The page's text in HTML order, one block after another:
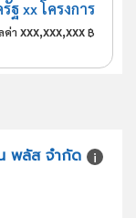
ฐ xx โครงการ
ค่า xxx,xxx,xxx ฿
พลัส จำกัด